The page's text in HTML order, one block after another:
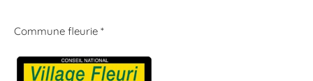
Commune fleurie *